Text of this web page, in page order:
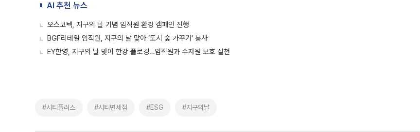
AI 추천 뉴스
오스코텍, 지구의 날 기념 임직원 환경 캠페인 진행
BGF리테일 임직원, 지구의 날 맞아 ‘도시 숲 가꾸기’ 봉사
EY한영, 지구의 날 맞아 한강 플로깅…임직원과 수자원 보호 실천
#시티플러스 #시티면세점 #ESG #지구의날